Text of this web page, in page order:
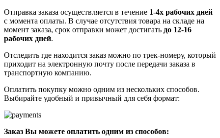
Отправка заказа осуществляется в течение 1-4х рабочих дней
с момента оплаты. В случае отсутствия товара на складе на
момент заказа, срок отправки может достигать до 12-16
рабочих дней.
Отследить где находится заказ можно по трек-номеру, который
приходит на электронную почту после передачи заказа в
транспортную компанию.
Оплатить покупку можно одним из нескольких способов.
Выбирайте удобный и привычный для себя формат:
Заказ Вы можете оплатить одним из способов: